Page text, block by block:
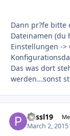
Dann pr?fe bitte
Dateinamen (du
Einstellungen ->
Das was dort
werden...sonst
Passl19
March 2, 2015